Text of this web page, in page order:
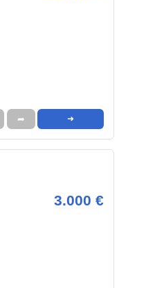
➦ ➜
3.000 €